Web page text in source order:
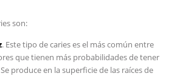
son:
. Este tipo de caries es el más común entre
que tienen más probabilidades de tener
produce en la superficie de las raíces de